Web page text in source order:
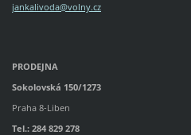
jankalivoda@volny.cz
PRODEJNA
Sokolovská 150/1273
Praha 8-Liben
Tel.: 284 829 278